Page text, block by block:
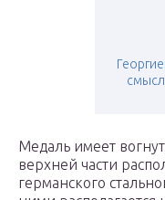
Медаль имеет
верхней части
германского